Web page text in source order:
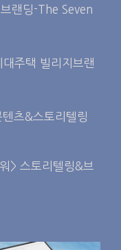
랜딩-The Seven
주택 빌리지브랜
츠&스토리텔링
> 스토리텔링&브